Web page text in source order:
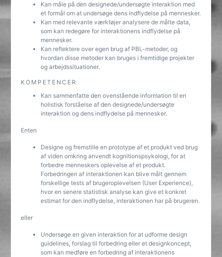
Kan måle på den designede/undersøgte interaktion med
et formål om at undersøge dens indflydelse på mennesker.
Kan med relevante værktøjer analysere de målte data,
som kan redegøre for interaktionens indflydelse på
mennesker.
Kan reflektere over egen brug af PBL-metoder, og
hvordan disse metoder kan bruges i fremtidige projekter
og arbejdssituationer.
KOMPETENCER
Kan sammenfatte den ovenstående information til en
holistisk forståelse af den designede/undersøgte
interaktion og dens indflydelse på mennesker.
Enten
Designe og fremstille en prototype af et produkt ved brug
af viden omkring anvendt kognitionspsykologi, for at
forbedre menneskers oplevelse af et produkt.
Forbedringen af interaktionen kan blive målt gennem
forskellige tests af brugeroplevelsen (User Experience),
hvor en senere statistisk analyse kan give et konkret
estimat for den indflydelse, interaktionen har på brugeren.
eller
Undersøge en given interaktion for at udforme design
guidelines, forslag til forbedring eller et designkoncept,
som kan medføre en forbedring af interaktionens